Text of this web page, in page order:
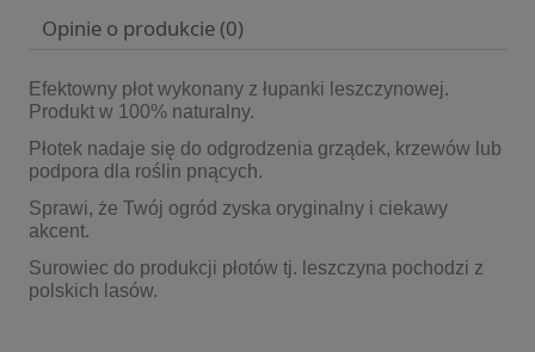
Opinie o produkcie (0)
Efektowny płot wykonany z łupanki leszczynowej.
Produkt w 100% naturalny.
Płotek nadaje się do odgrodzenia grządek, krzewów lub
podpora dla roślin pnących.
Sprawi, że Twój ogród zyska oryginalny i ciekawy
akcent.
Surowiec do produkcji płotów tj. leszczyna pochodzi z
polskich lasów.